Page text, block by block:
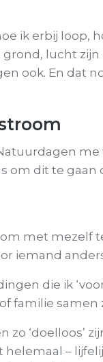
ik erbij loop,
lucht zijn
ook. En dat
om dit te gaan
met mezelf
iemand
die ik
familie samen
‘doelloos’
–